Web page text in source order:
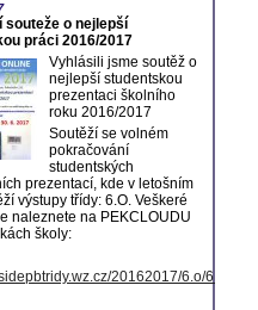
souteže o nejlepší
práci 2016/2017
Vyhlásili jsme soutěž o
nejlepší studentskou
prezentaci školního
roku 2016/2017
Soutěží se volném
pokračování
studentských
prezentací, kde v letošním
výstupy třídy: 6.O. Veškeré
naleznete na PEKCLOUDU
školy:
20162017/6.o/6.o.htm